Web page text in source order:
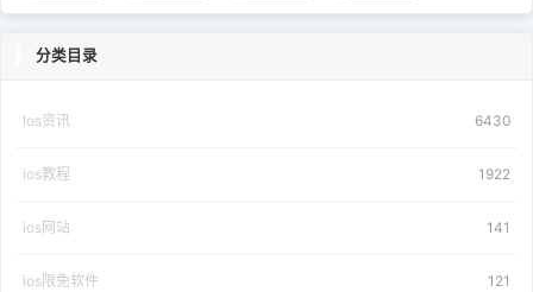
分类目录
Ios资讯 6430
ios教程 1922
ios网站 141
ios限免软件 121